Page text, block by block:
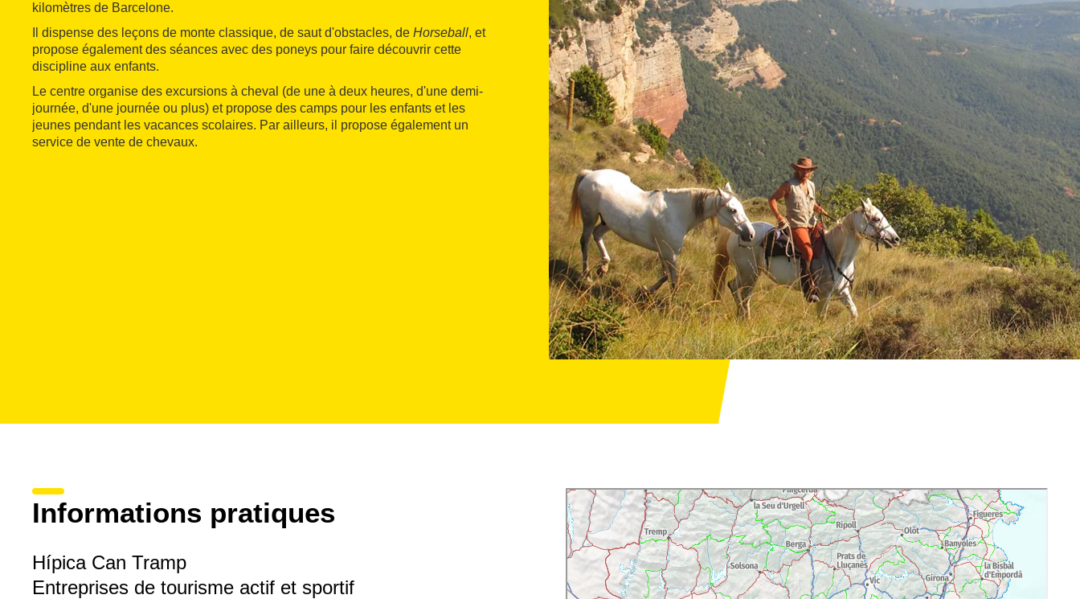
kilomètres de Barcelone.
Il dispense des leçons de monte classique, de saut d'obstacles, de Horseball, et
propose également des séances avec des poneys pour faire découvrir cette
discipline aux enfants.
Le centre organise des excursions à cheval (de une à deux heures, d'une demi-
journée, d'une journée ou plus) et propose des camps pour les enfants et les
jeunes pendant les vacances scolaires. Par ailleurs, il propose également un
service de vente de chevaux.
Informations pratiques
Hípica Can Tramp
Entreprises de tourisme actif et sportif